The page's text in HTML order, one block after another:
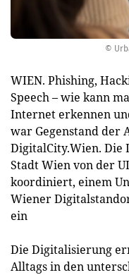
©
WIEN. Phishing,
Speech – wie kann
Internet erkennen
war Gegenstand der
DigitalCity.Wien.
Stadt Wien von der
koordiniert, einem
Wiener
ein
Die Digitalisierung
Alltags in den